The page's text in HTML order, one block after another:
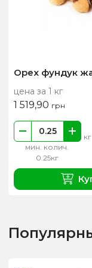
Орех фундук
цена за 1 кг
1 519,90 грн
мин. колич.
0.25кг
кг